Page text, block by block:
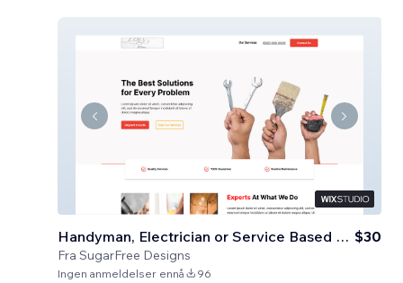
Handyman, Electrician or Service Based Business
Fra SugarFree Designs
$30
Ingen anmeldelser ennå 96